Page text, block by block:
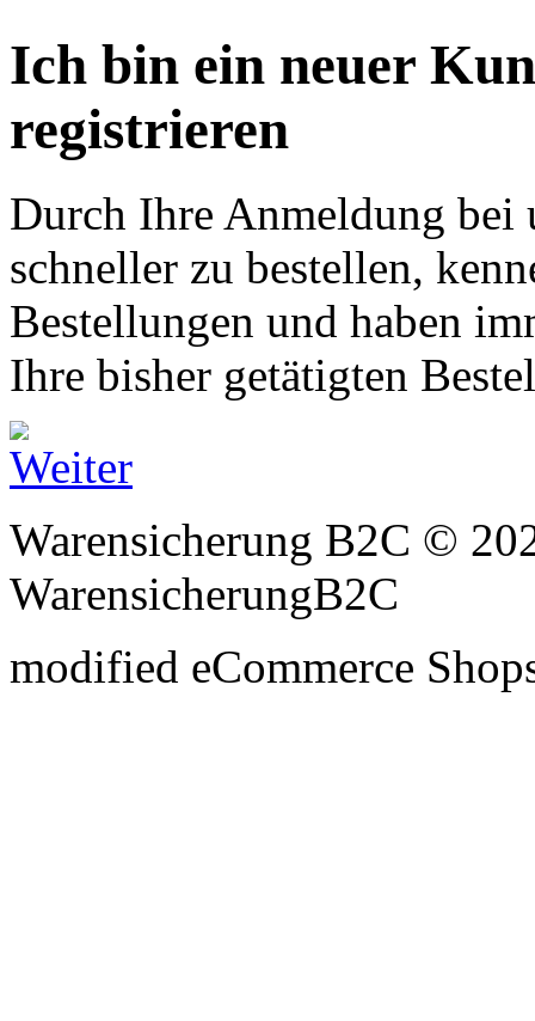
Ich bin ein neuer
registrieren
Durch Ihre Anmeldung bei
schneller zu bestellen,
Bestellungen und haben
Ihre bisher getätigten
Warensicherung B2C ©
WarensicherungB2C
modified eCommerce